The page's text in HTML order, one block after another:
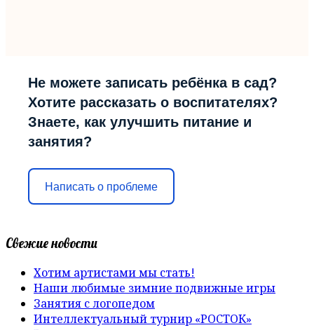
Не можете записать ребёнка в сад?
Хотите рассказать о воспитателях?
Знаете, как улучшить питание и
занятия?
Написать о проблеме
Свежие новости
Хотим артистами мы стать!
Наши любимые зимние подвижные игры
Занятия с логопедом
Интеллектуальный турнир «РОСТОК»